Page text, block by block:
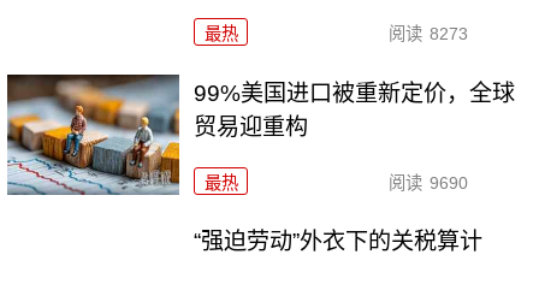
最热 阅读 8273
99%美国进口被重新定价，全球
贸易迎重构
最热 阅读 9690
“强迫劳动”外衣下的关税算计